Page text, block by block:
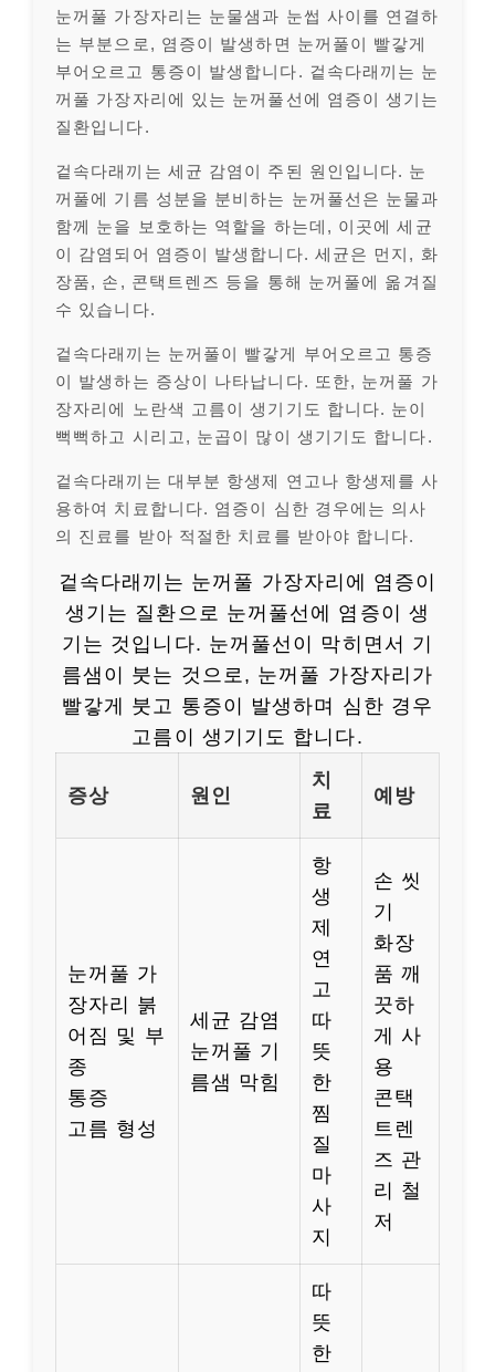
눈꺼풀 가장자리는 눈물샘과 눈썹 사이를 연결하
는 부분으로, 염증이 발생하면 눈꺼풀이 빨갛게
부어오르고 통증이 발생합니다. 겉속다래끼는 눈
꺼풀 가장자리에 있는 눈꺼풀선에 염증이 생기는
질환입니다.
겉속다래끼는 세균 감염이 주된 원인입니다. 눈
꺼풀에 기름 성분을 분비하는 눈꺼풀선은 눈물과
함께 눈을 보호하는 역할을 하는데, 이곳에 세균
이 감염되어 염증이 발생합니다. 세균은 먼지, 화
장품, 손, 콘택트렌즈 등을 통해 눈꺼풀에 옮겨질
수 있습니다.
겉속다래끼는 눈꺼풀이 빨갛게 부어오르고 통증
이 발생하는 증상이 나타납니다. 또한, 눈꺼풀 가
장자리에 노란색 고름이 생기기도 합니다. 눈이
뻑뻑하고 시리고, 눈곱이 많이 생기기도 합니다.
겉속다래끼는 대부분 항생제 연고나 항생제를 사
용하여 치료합니다. 염증이 심한 경우에는 의사
의 진료를 받아 적절한 치료를 받아야 합니다.
겉속다래끼는 눈꺼풀 가장자리에 염증이
생기는 질환으로 눈꺼풀선에 염증이 생
기는 것입니다. 눈꺼풀선이 막히면서 기
름샘이 붓는 것으로, 눈꺼풀 가장자리가
빨갛게 붓고 통증이 발생하며 심한 경우
고름이 생기기도 합니다.
증상 원인
치
료
예방
눈꺼풀 가
장자리 붉
어짐 및 부
종
통증
고름 형성
세균 감염
눈꺼풀 기
름샘 막힘
항
생
제
연
고
따
뜻
한
찜
질
마
사
지
손 씻
기
화장
품 깨
끗하
게 사
용
콘택
트렌
즈 관
리 철
저
따
뜻
한